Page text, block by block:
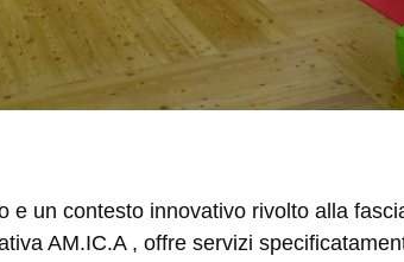
e un contesto innovativo rivolto alla
AM.IC.A , offre servizi